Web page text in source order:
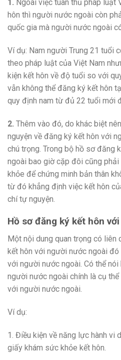
1. Ngoài việc tuân thủ pháp luật
hôn thì người nước ngoài còn
quốc gia mà người nước ngoài
Ví dụ: Nam người Trung 21 tuổi
theo pháp luật của Việt Nam
kiện kết hôn về độ tuổi so với
vẫn không thể đăng ký kết hôn
quy định nam từ đủ 22 tuổi mới
2. Thêm vào đó, do khác biệt
nguyện về đăng ký kết hôn với
chú trọng. Trong bộ hồ sơ đăng
ngoài bao giờ cặp đôi cũng
khỏe để chứng minh bản thân
từ đó khẳng định việc kết hôn
chí tự nguyện.
Hồ sơ đăng ký kết hôn
Một nội dung quan trọng có liên
kết hôn với người nước ngoài
với người nước ngoài. Có thể
người nước ngoài chính là cụ
với người nước ngoài.
Ví dụ:
1. Điều kiện về năng lực hành vi
giấy khám sức khỏe kết hôn.